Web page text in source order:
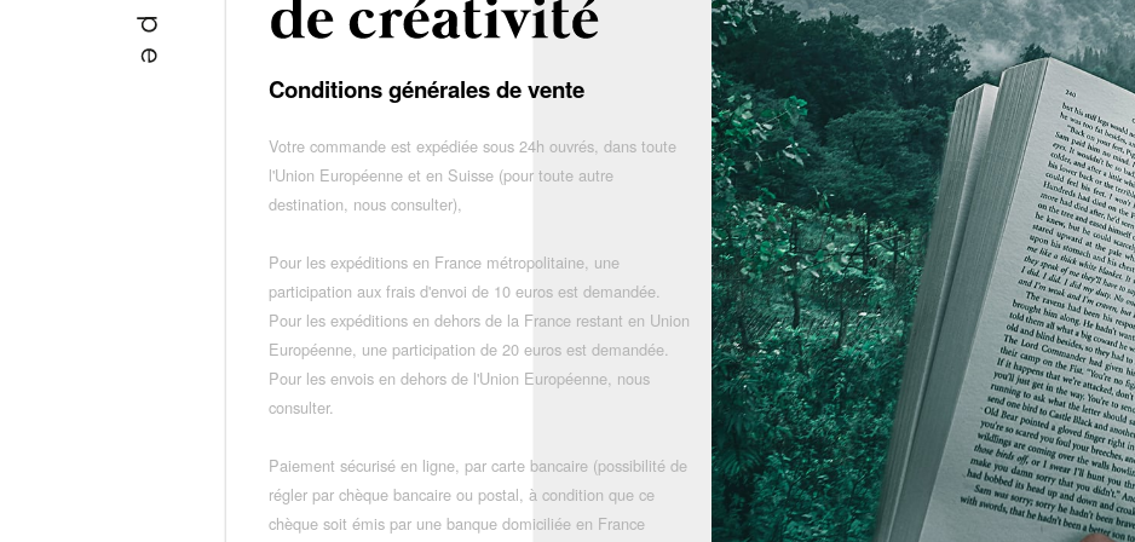
Conditions générales de vente
Votre commande est expédiée sous 24h ouvrés, dans toute
l'Union Européenne et en Suisse (pour toute autre
destination, nous consulter),
Pour les expéditions en France métropolitaine, une
participation aux frais d'envoi de 10 euros est demandée.
Pour les expéditions en dehors de la France restant en Union
Européenne, une participation de 20 euros est demandée.
Pour les envois en dehors de l'Union Européenne, nous
consulter.
Paiement sécurisé en ligne, par carte bancaire (possibilité de
régler par chèque bancaire ou postal, à condition que ce
chèque soit émis par une banque domiciliée en France